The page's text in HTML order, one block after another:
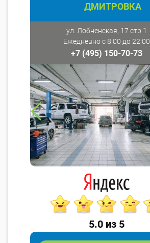
ДМИТРОВКА
ул. Лобненская, 17 стр 1
Ежедневно с 8:00 до 22:00
+7 (495) 150-70-73
5.0 из 5